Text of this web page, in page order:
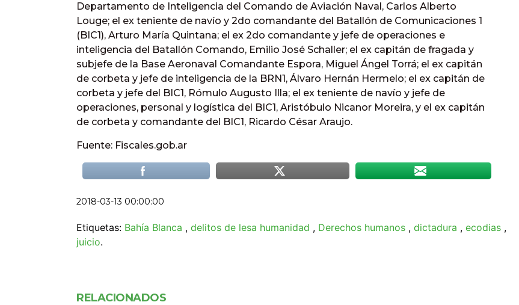
Departamento de Inteligencia del Comando de Aviación Naval, Carlos Alberto
Louge; el ex teniente de navío y 2do comandante del Batallón de Comunicaciones 1
(BIC1), Arturo María Quintana; el ex 2do comandante y jefe de operaciones e
inteligencia del Batallón Comando, Emilio José Schaller; el ex capitán de fragada y
subjefe de la Base Aeronaval Comandante Espora, Miguel Ángel Torrá; el ex capitán
de corbeta y jefe de inteligencia de la BRN1, Álvaro Hernán Hermelo; el ex capitán de
corbeta y jefe del BIC1, Rómulo Augusto Illa; el ex teniente de navío y jefe de
operaciones, personal y logística del BIC1, Aristóbulo Nicanor Moreira, y el ex capitán
de corbeta y comandante del BIC1, Ricardo César Araujo.
Fuente: Fiscales.gob.ar
2018-03-13 00:00:00
Etiquetas: Bahía Blanca , delitos de lesa humanidad , Derechos humanos , dictadura , ecodias ,
juicio.
RELACIONADOS